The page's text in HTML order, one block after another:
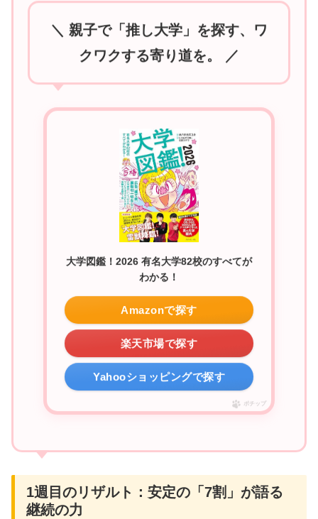
クワクする寄り道を。 ／
大学図鑑！2026 有名大学82校のすべてが
わかる！
Amazonで探す
楽天市場で探す
Yahooショッピングで探す
1週目のリザルト：安定の「7割」が語る
継続の力